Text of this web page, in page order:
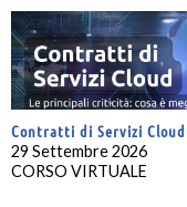
Contratti di Servizi Cloud
29 Settembre 2026
CORSO VIRTUALE